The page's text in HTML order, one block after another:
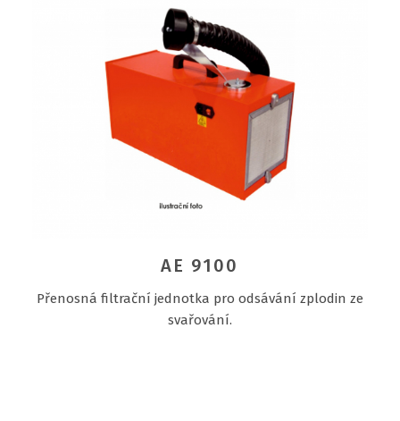
AE 9100
Přenosná filtrační jednotka pro odsávání zplodin ze
svařování.